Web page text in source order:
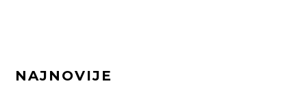
FOOTER
NAJNOVIJE